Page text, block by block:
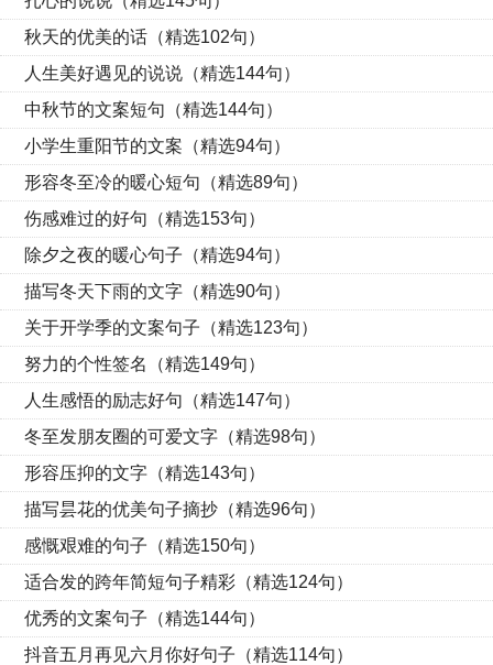
秋天的优美的话（精选102句）
人生美好遇见的说说（精选144句）
中秋节的文案短句（精选144句）
小学生重阳节的文案（精选94句）
形容冬至冷的暖心短句（精选89句）
伤感难过的好句（精选153句）
除夕之夜的暖心句子（精选94句）
描写冬天下雨的文字（精选90句）
关于开学季的文案句子（精选123句）
努力的个性签名（精选149句）
人生感悟的励志好句（精选147句）
冬至发朋友圈的可爱文字（精选98句）
形容压抑的文字（精选143句）
描写昙花的优美句子摘抄（精选96句）
感慨艰难的句子（精选150句）
适合发的跨年简短句子精彩（精选124句）
优秀的文案句子（精选144句）
抖音五月再见六月你好句子（精选114句）